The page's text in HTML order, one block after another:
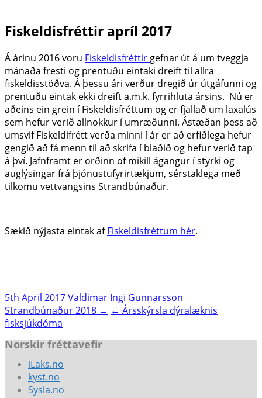
Fiskeldisfréttir apríl 2017
Á árinu 2016 voru Fiskeldisfréttir gefnar út á um tveggja
mánaða fresti og prentuðu eintaki dreift til allra
fiskeldisstöðva. Á þessu ári verður dregið úr útgáfunni og
prentuðu eintak ekki dreift a.m.k. fyrrihluta ársins. Nú er
aðeins ein grein í Fiskeldisfréttum og er fjallað um laxalús
sem hefur verið allnokkur í umræðunni. Ástæðan þess að
umsvif Fiskeldifrétt verða minni í ár er að erfiðlega hefur
gengið að fá menn til að skrifa í blaðið og hefur verið tap
á því. Jafnframt er orðinn of mikill ágangur í styrki og
auglýsingar frá þjónustufyrirtækjum, sérstaklega með
tilkomu vettvangsins Strandbúnaður.
Sækið nýjasta eintak afFiskeldisfréttum hér.
5th April 2017Valdimar Ingi Gunnarsson
Post
navigation
Strandbúnaður 2018 → ← Ársskýrsla dýralæknis
fisksjúkdóma
Norskir fréttavefir
iLaks.no
kyst.no
Sysla.no